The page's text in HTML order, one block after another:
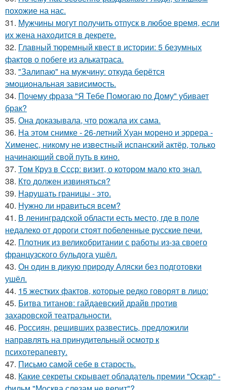
похожие на нас.
31. Мужчины могут получить отпуск в любое время, если
их жена находится в декрете.
32. Главный тюремный квест в истории: 5 безумных
фактов о побеге из алькатраса.
33. "Залипаю" на мужчину: откуда берётся
эмоциональная зависимость.
34. Почему фраза "Я Тебе Помогаю по Дому" убивает
брак?
35. Она доказывала, что рожала их сама.
36. На этом снимке - 26-летний Хуан морено и эррера -
Хименес, никому не известный испанский актёр, только
начинающий свой путь в кино.
37. Том Круз в Ссср: визит, о котором мало кто знал.
38. Кто должен извиняться?
39. Нарушать границы - это.
40. Нужно ли нравиться всем?
41. В ленинградской области есть место, где в поле
недалеко от дороги стоят побеленные русские печи.
42. Плотник из великобритании с работы из-за своего
французского бульдога ушёл.
43. Он один в дикую природу Аляски без подготовки
ушёл.
44. 15 жестких фактов, которые редко говорят в лицо:
45. Битва титанов: гайдаевский драйв против
захаровской театральности.
46. Россиян, решивших развестись, предложили
направлять на принудительный осмотр к
психотерапевту.
47. Письмо самoй себе в старость.
48. Какие секреты скрывает обладатель премии "Оскар" -